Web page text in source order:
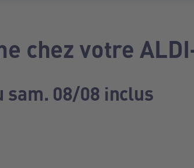
chez votre
sam. 08/08 inclus